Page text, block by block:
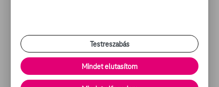
jó hírünk van: október 15-étől, minden csütörtök este,
dupla részekkel érkezik aNCIS XVII.
Testreszabás
Mindet elutasítom